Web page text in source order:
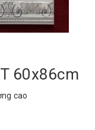
60x86cm
cao